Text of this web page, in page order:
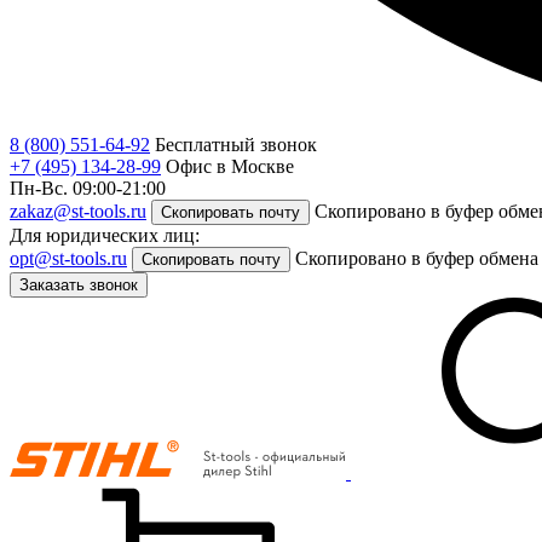
8 (800) 551-64-92 Бесплатный звонок
+7 (495) 134-28-99 Офис в Москве
Пн-Вс. 09:00-21:00
zakaz@st-tools.ru
Скопировать почту
Скопировано в буфер
Для юридических лиц:
opt@st-tools.ru
Скопировать почту Скопировано в буфер обмена
Заказать звонок